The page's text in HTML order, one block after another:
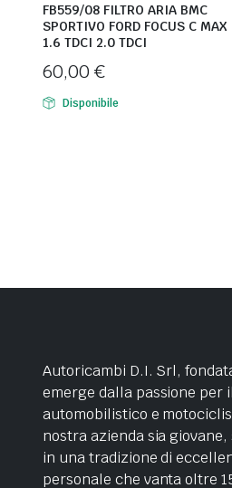
FB559/08 FILTRO ARIA BMC
SPORTIVO FORD FOCUS C MAX
1.6 TDCI 2.0 TDCI
60,00 €
Disponibile
Autoricambi D.I. Srl,
emerge dalla passione per
automobilistico e
nostra azienda sia
in una tradizione di
personale che vanta oltre